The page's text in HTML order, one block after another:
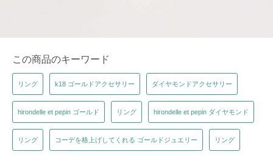
この商品のキーワード
リング k18 ゴールドアクセサリー ダイヤモンドアクセサリー
hirondelle et pepin ゴールド リング hirondelle et pepin ダイヤモンド
リング コーデを格上げしてくれる ゴールドジュエリー リング